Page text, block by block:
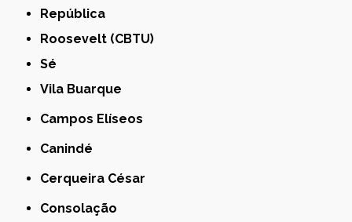
República
Roosevelt (CBTU)
Sé
Vila Buarque
Campos Elíseos
Canindé
Cerqueira César
Consolação